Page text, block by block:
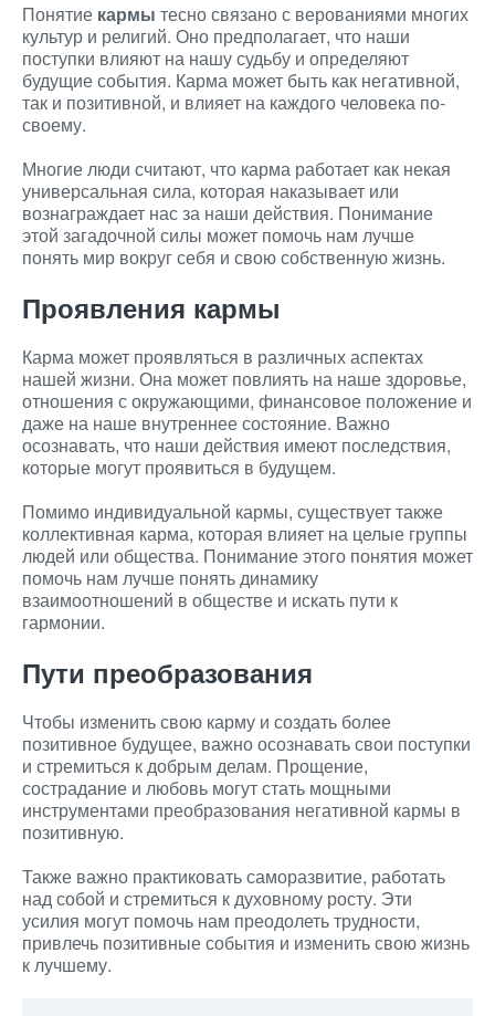
Понятие кармы тесно связано с верованиями многих
культур и религий. Оно предполагает, что наши
поступки влияют на нашу судьбу и определяют
будущие события. Карма может быть как негативной,
так и позитивной, и влияет на каждого человека по-
своему.
Многие люди считают, что карма работает как некая
универсальная сила, которая наказывает или
вознаграждает нас за наши действия. Понимание
этой загадочной силы может помочь нам лучше
понять мир вокруг себя и свою собственную жизнь.
Проявления кармы
Карма может проявляться в различных аспектах
нашей жизни. Она может повлиять на наше здоровье,
отношения с окружающими, финансовое положение и
даже на наше внутреннее состояние. Важно
осознавать, что наши действия имеют последствия,
которые могут проявиться в будущем.
Помимо индивидуальной кармы, существует также
коллективная карма, которая влияет на целые группы
людей или общества. Понимание этого понятия может
помочь нам лучше понять динамику
взаимоотношений в обществе и искать пути к
гармонии.
Пути преобразования
Чтобы изменить свою карму и создать более
позитивное будущее, важно осознавать свои поступки
и стремиться к добрым делам. Прощение,
сострадание и любовь могут стать мощными
инструментами преобразования негативной кармы в
позитивную.
Также важно практиковать саморазвитие, работать
над собой и стремиться к духовному росту. Эти
усилия могут помочь нам преодолеть трудности,
привлечь позитивные события и изменить свою жизнь
к лучшему.